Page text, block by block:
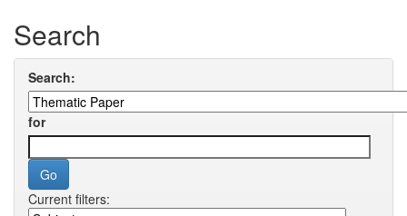
Search
Search:
for
Current filters: